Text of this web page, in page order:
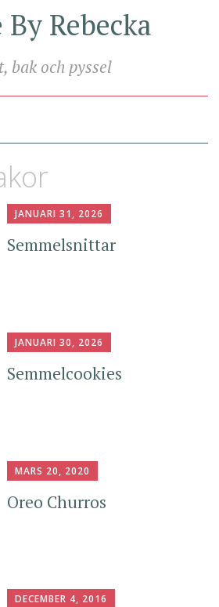
By Rebecka
bak och pyssel
JANUARI 31, 2026
Semmelsnittar
JANUARI 30, 2026
Semmelcookies
MARS 20, 2020
Oreo Churros
DECEMBER 4, 2016